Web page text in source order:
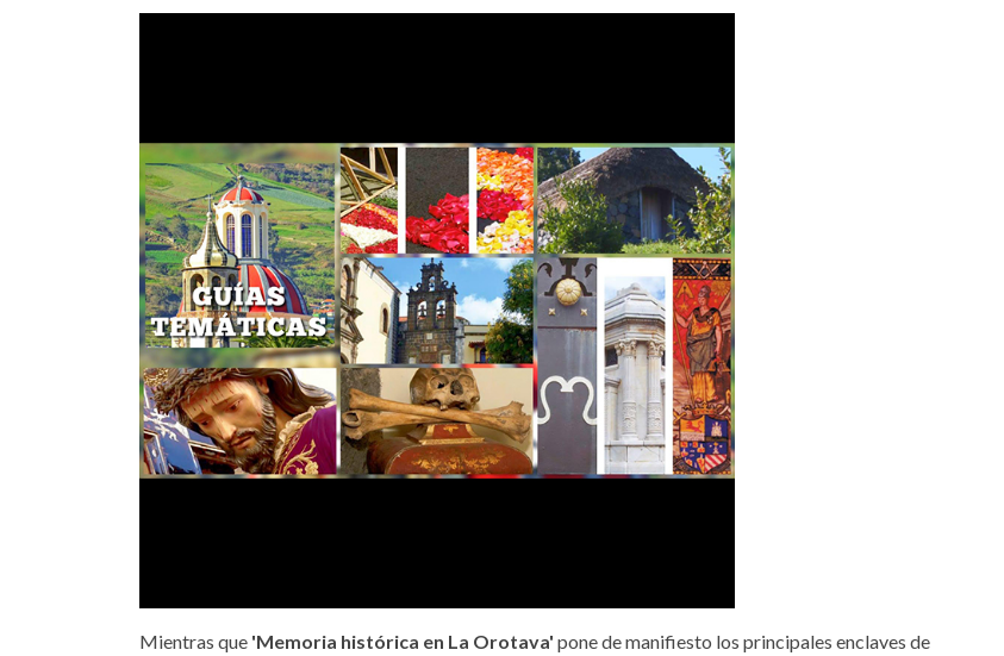
Mientras que 'Memoria histórica en La Orotava' pone de manifiesto los principales enclaves de